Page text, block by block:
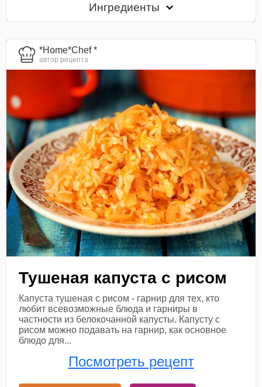
Ингредиенты
*Home*Chef *
автор рецепта
Тушеная капуста с рисом
Капуста тушеная с рисом - гарнир для тех, кто
любит всевозможные блюда и гарниры в
частности из белокочанной капусты. Капусту с
рисом можно подавать на гарнир, как основное
блюдо для...
Посмотреть рецепт